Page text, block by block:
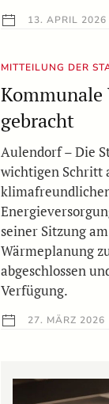
13. APRIL 2026
MITTEILUNG DER
Kommunale
gebracht
Aulendorf – Die
wichtigen Schritt
seiner Sitzung
Wärmeplanung
abgeschlossen
Verfügung.
27. MÄRZ 2026